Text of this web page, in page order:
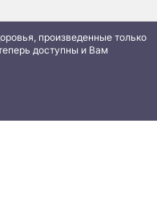
произведенные только
доступны и Вам